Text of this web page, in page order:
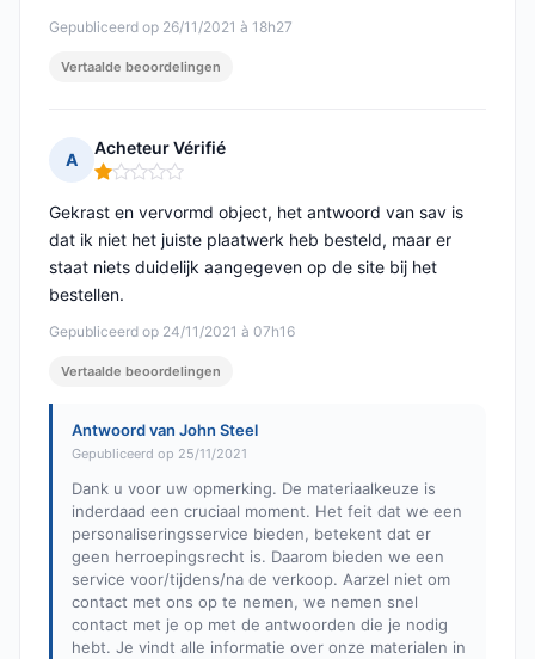
Gepubliceerd op 26/11/2021 à 18h27
Vertaalde beoordelingen
A
Acheteur Vérifié
Opmerking: 1 van 5
Gepubliceerd op 24/11/2021 à 07h16
Gekrast en vervormd object, het antwoord van sav is
dat ik niet het juiste plaatwerk heb besteld, maar er
staat niets duidelijk aangegeven op de site bij het
bestellen.
Vertaalde beoordelingen
Antwoord van John Steel
Gepubliceerd op 25/11/2021
Dank u voor uw opmerking. De materiaalkeuze is
inderdaad een cruciaal moment. Het feit dat we een
personaliseringsservice bieden, betekent dat er
geen herroepingsrecht is. Daarom bieden we een
service voor/tijdens/na de verkoop. Aarzel niet om
contact met ons op te nemen, we nemen snel
contact met je op met de antwoorden die je nodig
hebt. Je vindt alle informatie over onze materialen in